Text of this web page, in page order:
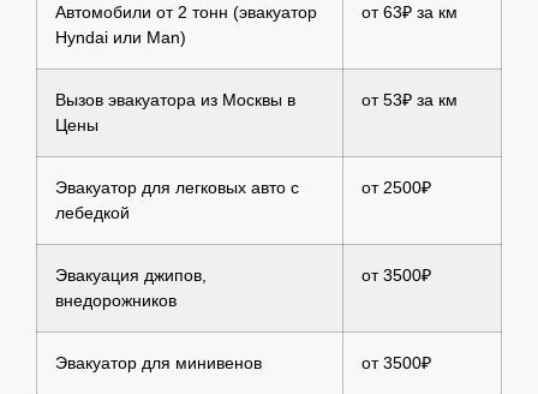
Автомобили от 2 тонн (эвакуатор
Hyndai или Man)
от 63₽ за км
Вызов эвакуатора из Москвы в
Цены
от 53₽ за км
Эвакуатор для легковых авто с
лебедкой
от 2500₽
Эвакуация джипов,
внедорожников
от 3500₽
Эвакуатор для минивенов от 3500₽